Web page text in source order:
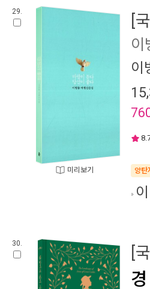
29.
미리보기
[
이
이
양탄
30. [
경